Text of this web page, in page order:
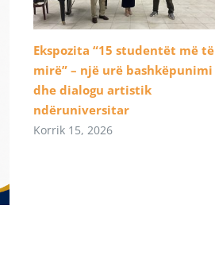
Ekspozita “15 studentët më të
mirë” – një urë bashkëpunimi
dhe dialogu artistik
ndëruniversitar
Korrik 15, 2026